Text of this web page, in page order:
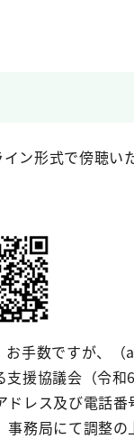
ン形式で傍聴い
手数ですが、
援協議会（令
レス及び電話
務局にて調整